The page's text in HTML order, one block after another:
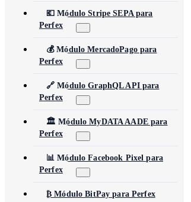
💶 Módulo Stripe SEPA para
Perfex
💰 Módulo MercadoPago para
Perfex
🔗 Módulo GraphQL API para
Perfex
🏛️ Módulo MyDATA AADE para
Perfex
📊 Módulo Facebook Pixel para
Perfex
₿ Módulo BitPay para Perfex